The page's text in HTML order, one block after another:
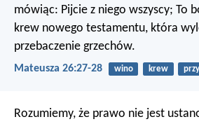
mówiąc: Pijcie z niego wszyscy; To
krew nowego testamentu, która
przebaczenie grzechów.
Mateusza 26:27-28 wino krew
Rozumiemy, że prawo nie jest